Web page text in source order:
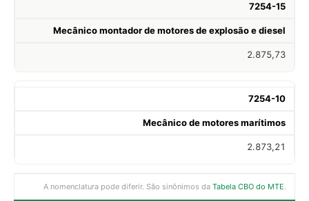
7254-15
Mecânico montador de motores de explosão e diesel
2.875,73
7254-10
Mecânico de motores marítimos
2.873,21
A nomenclatura pode diferir. São sinônimos da Tabela CBO do MTE.